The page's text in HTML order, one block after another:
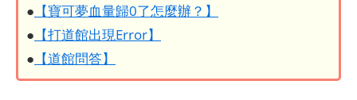
● 【寶可夢血量歸0了怎麼辦？】
● 【打道館出現Error】
● 【道館問答】